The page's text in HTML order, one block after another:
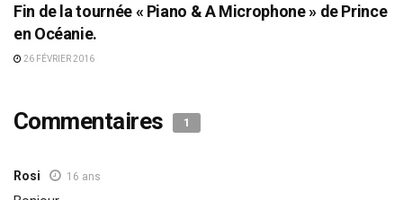
Fin de la tournée « Piano & A Microphone » de Prince
en Océanie.
26 FÉVRIER 2016
Commentaires 1
Rosi 16 ans